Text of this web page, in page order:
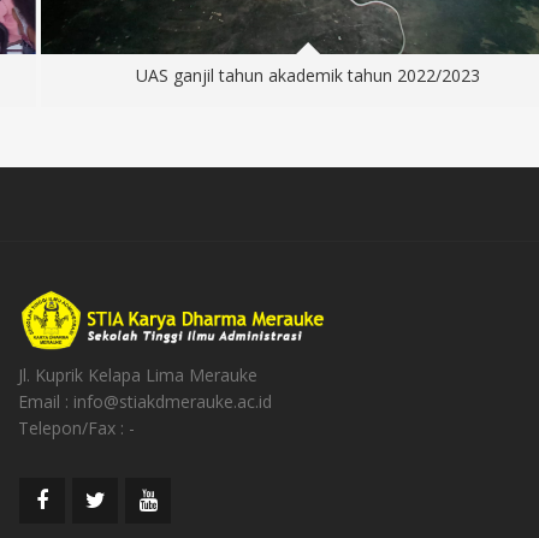
UAS ganjil tahun akademik tahun 2022/2023
Jl. Kuprik Kelapa Lima Merauke
Email : info@stiakdmerauke.ac.id
Telepon/Fax : -